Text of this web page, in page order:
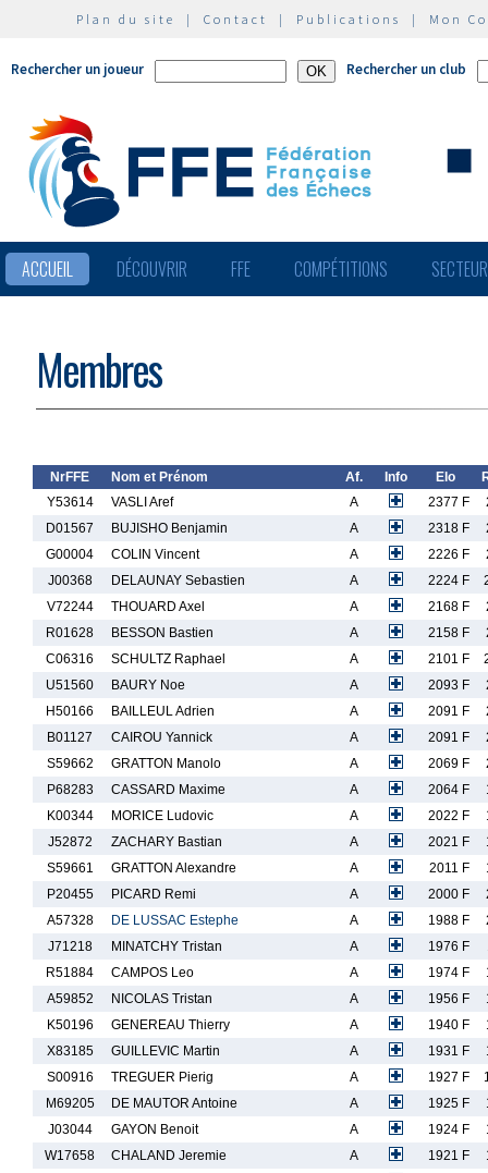
Plan du site | Contact | Publications | Mon
Rechercher un joueur Rechercher un club
ACCUEIL DÉCOUVRIR FFE COMPÉTITIONS
Membres
NrFFE Nom et Prénom Af. Info Elo
Y53614
VASLI Aref A 2377 F
D01567
BUJISHO Benjamin A 2318 F
G00004
COLIN Vincent A 2226 F
J00368
DELAUNAY Sebastien A 2224 F
V72244
THOUARD Axel A 2168 F
R01628
BESSON Bastien A 2158 F
C06316
SCHULTZ Raphael A 2101 F
U51560
BAURY Noe A 2093 F
H50166
BAILLEUL Adrien A 2091 F
B01127
CAIROU Yannick A 2091 F
S59662
GRATTON Manolo A 2069 F
P68283
CASSARD Maxime A 2064 F
K00344
MORICE Ludovic A 2022 F
J52872
ZACHARY Bastian A 2021 F
S59661
GRATTON Alexandre A 2011 F
P20455
PICARD Remi A 2000 F
A57328
DE LUSSAC Estephe A 1988 F
J71218
MINATCHY Tristan A 1976 F
R51884
CAMPOS Leo A 1974 F
A59852
NICOLAS Tristan A 1956 F
K50196
GENEREAU Thierry A 1940 F
X83185
GUILLEVIC Martin A 1931 F
S00916
TREGUER Pierig A 1927 F
M69205
DE MAUTOR Antoine A 1925 F
J03044
GAYON Benoit A 1924 F
W17658
CHALAND Jeremie A 1921 F